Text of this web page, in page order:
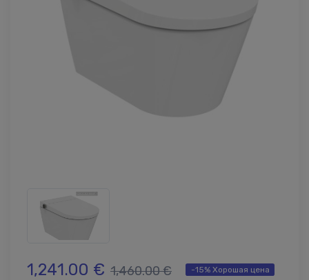
1,241.00 € 1,460.00 € -15% Хорошая цена